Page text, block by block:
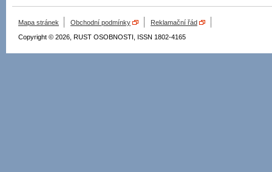
Mapa stránek Obchodní podmínky
Reklamační řád
Copyright © 2026, RUST OSOBNOSTI, ISSN 1802-4165